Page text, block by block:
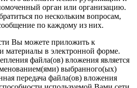
орган или организацию.
по нескольким вопросам,
по каждому из них.
Вы можете приложить к
в электронной форме.
файла(ов) вложения является
выбранного(ых)
передача файла(ов) вложения